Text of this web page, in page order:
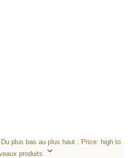
plus bas au plus haut : Price: high to
produits